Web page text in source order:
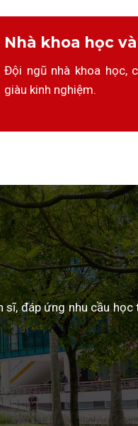
Nhà khoa học
Đội ngũ nhà khoa học,
giàu kinh nghiệm.
sĩ, đáp ứng nhu cầu học